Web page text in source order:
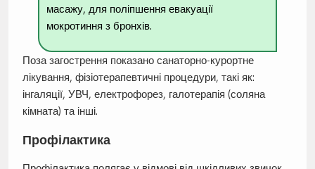
масажу, для поліпшення евакуації
мокротиння з бронхів.
Поза загострення показано санаторно-курортне
лікування, фізіотерапевтичні процедури, такі як:
інгаляції, УВЧ, електрофорез, галотерапія (соляна
кімната) та інші.
Профілактика